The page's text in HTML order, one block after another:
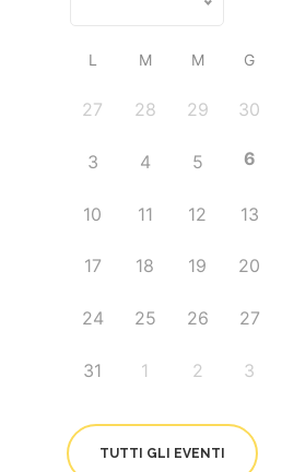
L M M G
27 28 29 30
3 4 5 6
10 11 12 13
17 18 19 20
24 25 26 27
31 1 2 3
TUTTI GLI EVENTI